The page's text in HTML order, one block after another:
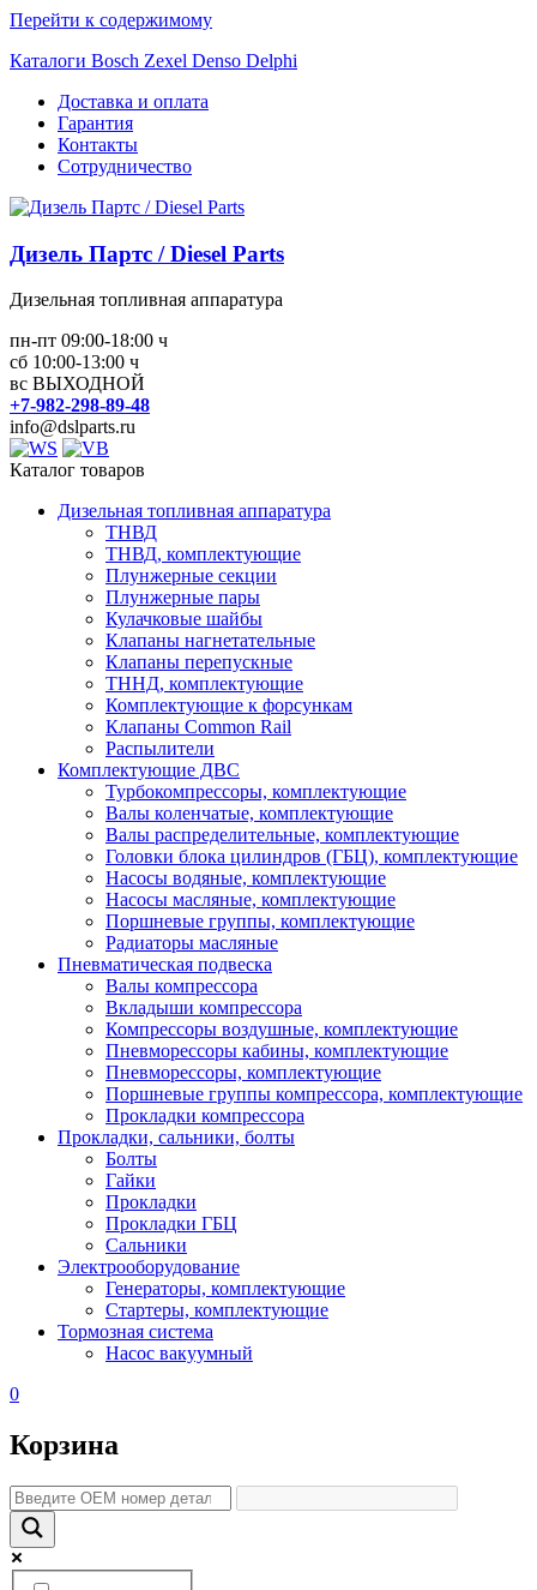
Перейти к содержимому
Каталоги Bosch Zexel Denso Delphi
Доставка и оплата
Гарантия
Контакты
Сотрудничество
Дизель Партс / Diesel Parts
Дизельная топливная аппаратура
пн-пт 09:00-18:00 ч
сб 10:00-13:00 ч
вс ВЫХОДНОЙ
+7-982-298-89-48
info@dslparts.ru
Каталог товаров
Дизельная топливная аппаратура
ТНВД
ТНВД, комплектующие
Плунжерные секции
Плунжерные пары
Кулачковые шайбы
Клапаны нагнетательные
Клапаны перепускные
ТННД, комплектующие
Комплектующие к форсункам
Клапаны Common Rail
Распылители
Комплектующие ДВС
Турбокомпрессоры, комплектующие
Валы коленчатые, комплектующие
Валы распределительные, комплектующие
Головки блока цилиндров (ГБЦ), комплектующие
Насосы водяные, комплектующие
Насосы масляные, комплектующие
Поршневые группы, комплектующие
Радиаторы масляные
Пневматическая подвеска
Валы компрессора
Вкладыши компрессора
Компрессоры воздушные, комплектующие
Пневморессоры кабины, комплектующие
Пневморессоры, комплектующие
Поршневые группы компрессора, комплектующие
Прокладки компрессора
Прокладки, сальники, болты
Болты
Гайки
Прокладки
Прокладки ГБЦ
Сальники
Электрооборудование
Генераторы, комплектующие
Стартеры, комплектующие
Тормозная система
Насос вакуумный
0
Корзина